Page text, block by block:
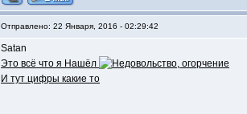
Отправлено: 22 Января, 2016 - 02:29:42
Satan
Это всё что я Нашёл
И тут цифры какие то